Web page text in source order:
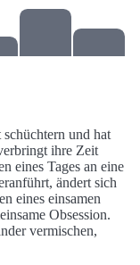
und hat
ihre Zeit
eines Tages an eine
ändert sich
eines einsamen
Obsession.
vermischen,